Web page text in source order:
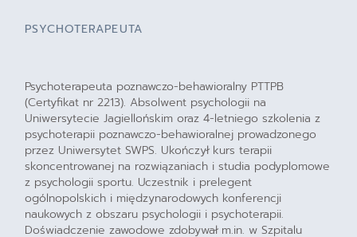
PSYCHOTERAPEUTA
Psychoterapeuta poznawczo-behawioralny PTTPB
(Certyfikat nr 2213). Absolwent psychologii na
Uniwersytecie Jagiellońskim oraz 4-letniego szkolenia z
psychoterapii poznawczo-behawioralnej prowadzonego
przez Uniwersytet SWPS. Ukończył kurs terapii
skoncentrowanej na rozwiązaniach i studia podyplomowe
z psychologii sportu. Uczestnik i prelegent
ogólnopolskich i międzynarodowych konferencji
naukowych z obszaru psychologii i psychoterapii.
Doświadczenie zawodowe zdobywał m.in. w Szpitalu